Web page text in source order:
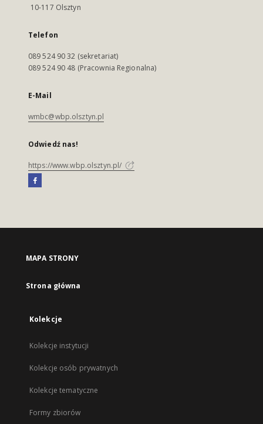
10-117 Olsztyn
Telefon
089 524 90 32 (sekretariat)
089 524 90 48 (Pracownia Regionalna)
E-Mail
wmbc@wbp.olsztyn.pl
Odwiedź nas!
https://www.wbp.olsztyn.pl/
MAPA STRONY
Strona główna
Kolekcje
Kolekcje instytucji
Kolekcje osób prywatnych
Kolekcje tematyczne
Formy zbiorów